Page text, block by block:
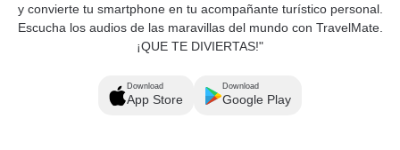
y convierte tu smartphone en tu acompañante turístico personal.
Escucha los audios de las maravillas del mundo con TravelMate.
¡QUE TE DIVIERTAS!"
Download
App Store
Download
Google Play